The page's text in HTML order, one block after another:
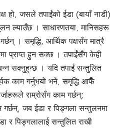
हो, जसले तपाईंको ईडा (बायाँ नाडी)
ल्याउँछ । साधारणतया, मानिसहरू
। समृद्धि, आर्थिक पक्षसँग मात्रै
प्राप्त हुन सक्छ । तपाईंसँग केही
सक्नुहुन्छ । यदि तपाईं सन्तुलित
काम गर्नुभयो भने, समृद्धि आफैँ
राम्रोसँग काम गर्छन्;
गर्छन्, जब ईडा र पिङ्गला सन्तुलनमा
र पिङ्गलालाई सन्तुलित राखी